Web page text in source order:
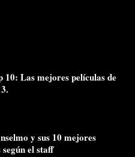
10: Las mejores películas de
y sus 10 mejores
el staff